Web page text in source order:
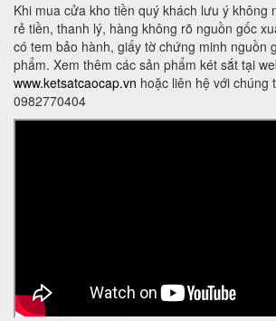
Khi mua cửa kho tiền quý khách lưu ý không
rẻ tiền, thanh lý, hàng không rõ nguồn gốc
có tem bảo hành, giấy tờ chứng minh nguồn
phẩm. Xem thêm các sản phẩm két sắt tại
www.ketsatcaocap.vn hoặc liên hệ với chúng
0982770404